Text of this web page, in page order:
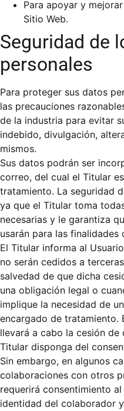
Para apoyar y
Sitio Web.
Seguridad de
personales
Para proteger sus datos
las precauciones
de la industria para evitar
indebido, divulgación,
mismos.
Sus datos podrán ser
correo, del cual el Titular
tratamiento. La seguridad
ya que el Titular toma
necesarias y le garantiza
usarán para las finalidades
El Titular informa al
no serán cedidos a
salvedad de que dicha
una obligación legal o
implique la necesidad de
encargado de tratamiento.
llevará a cabo la cesión
Titular disponga del
Sin embargo, en algunos
colaboraciones con otros
requerirá consentimiento
identidad del colaborador